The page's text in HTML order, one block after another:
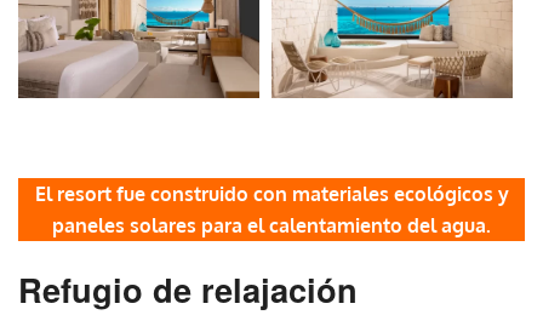
El resort fue construido con materiales ecológicos y
paneles solares para el calentamiento del agua.
Refugio de relajación